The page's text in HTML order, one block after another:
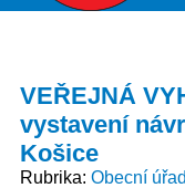
VEŘEJNÁ
vystavení
Košice
Rubrika Obecní úřad